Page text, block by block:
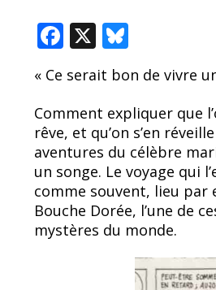
F
e
b
o
o
k
X
e
sk
y
« Ce serait bon de vivre
Comment expliquer que
rêve, et qu’on s’en
aventures du célèbre
un songe. Le voyage qui
comme souvent, lieu par
Bouche Dorée, l’une de
mystères du monde.